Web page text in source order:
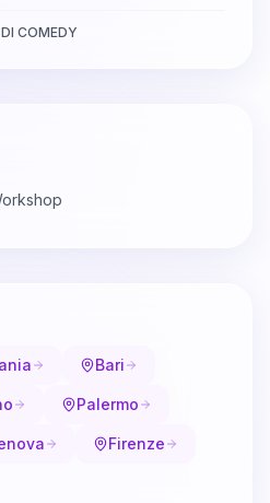
COMEDY
Bari
Palermo
Firenze